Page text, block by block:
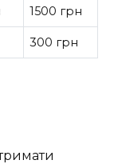
1500 грн
300 грн